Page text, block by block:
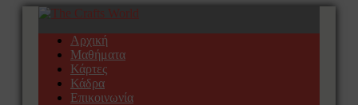
Αρχική
Μαθήματα
Κάρτες
Κάδρα
Επικοινωνία